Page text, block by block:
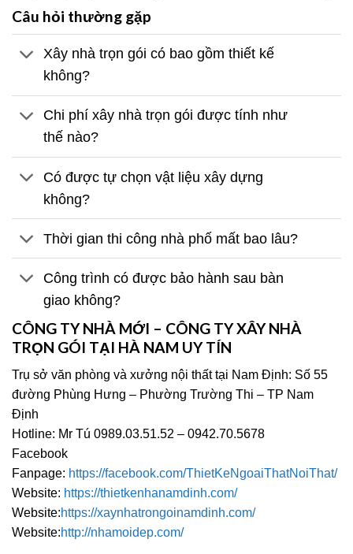
Câu hỏi thường gặp
Xây nhà trọn gói có bao gồm thiết kế
không?
Chi phí xây nhà trọn gói được tính như
thế nào?
Có được tự chọn vật liệu xây dựng
không?
Thời gian thi công nhà phố mất bao lâu?
Công trình có được bảo hành sau bàn
giao không?
CÔNG TY NHÀ MỚI – CÔNG TY XÂY NHÀ
TRỌN GÓI TẠI HÀ NAM UY TÍN
Trụ sở văn phòng và xưởng nội thất tại Nam Định: Số 55
đường Phùng Hưng – Phường Trường Thi – TP Nam
Định
Hotline: Mr Tú 0989.03.51.52 – 0942.70.5678
Facebook
Fanpage: https://facebook.com/ThietKeNgoaiThatNoiThat/
Website: https://thietkenhanamdinh.com/
Website:https://xaynhatrongoinamdinh.com/
Website:http://nhamoidep.com/